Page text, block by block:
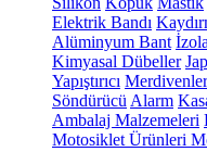
Elektrik Bandı
Alüminyum Bant
Kimyasal Dübeller
Yapıştırıcı Merdivenler
Söndürücü Alarm
Ambalaj Malzemeleri
Motosiklet Ürünleri